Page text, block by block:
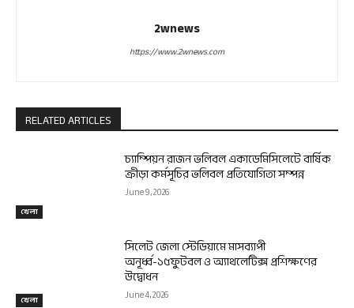
2wnews
https://www.2wnews.com
RELATED ARTICLES
খেলা
চ্যাম্পিয়ন রাজন ভলিবল একাডেমিসিলেটে বার্ষিক
ক্রীড়া কর্মসূচির ভলিবল প্রতিযোগিতা সম্পন্ন
June 9, 2026
খেলা
সিলেট জেলা স্টেডিয়ামে মাসব্যাপী
অনূর্ধ্ব-১৫ফুটবল ও অ্যাথলেটিক্স প্রশিক্ষণের
উদ্বোধন
June 4, 2026